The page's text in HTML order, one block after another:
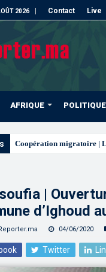
2026 Contact Live
AFRIQUE POLITIQUE
L’ONMT renforce l’attr
|
d’Ighoud
04/06/2020
Twitter